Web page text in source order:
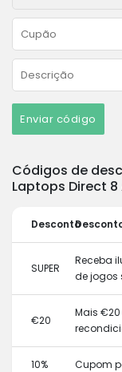
Enviar código
Códigos de
Laptops Direct
Desconto
SUPER
Receba
de jogos
€20
Mais
10% Cupom